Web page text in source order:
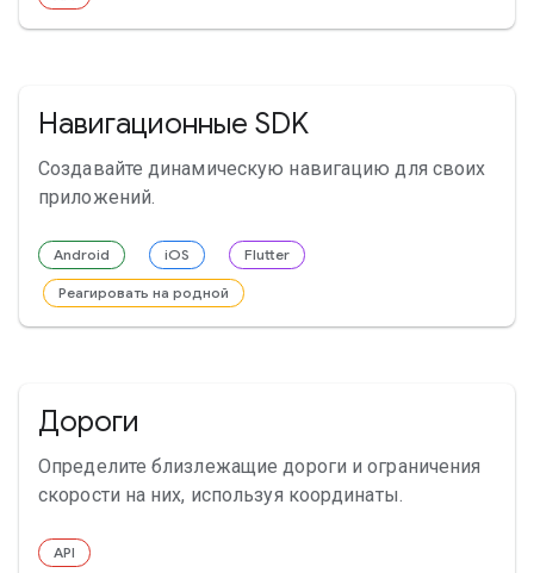
Навигационные SDK
Создавайте динамическую навигацию для своих
приложений.
Android iOS Flutter
Реагировать на родной
Дороги
Определите близлежащие дороги и ограничения
скорости на них, используя координаты.
API